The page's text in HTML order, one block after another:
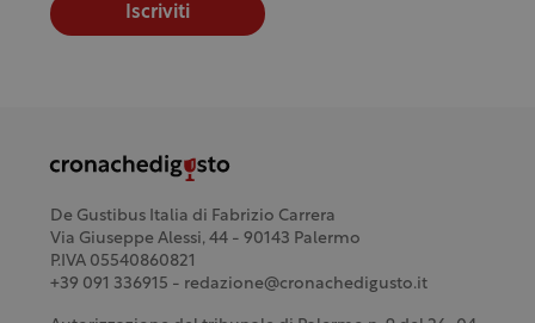
Iscriviti
De Gustibus Italia di Fabrizio Carrera
Via Giuseppe Alessi, 44 - 90143 Palermo
P.IVA 05540860821
+39 091 336915 - redazione@cronachedigusto.it